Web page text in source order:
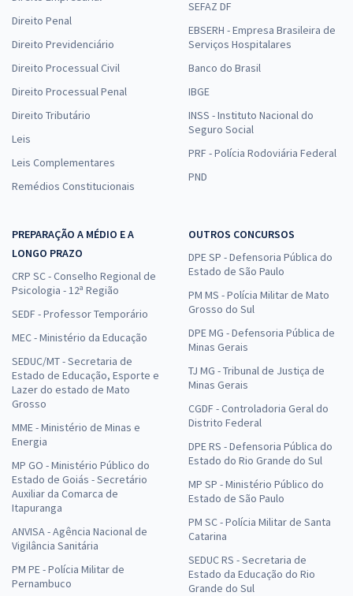
Direito Penal
Direito Previdenciário
Direito Processual Civil
Direito Processual Penal
Direito Tributário
Leis
Leis Complementares
Remédios Constitucionais
SEFAZ DF
EBSERH - Empresa Brasileira de
Serviços Hospitalares
Banco do Brasil
IBGE
INSS - Instituto Nacional do
Seguro Social
PRF - Polícia Rodoviária Federal
PND
PREPARAÇÃO A MÉDIO E A
LONGO PRAZO
CRP SC - Conselho Regional de
Psicologia - 12ª Região
SEDF - Professor Temporário
MEC - Ministério da Educação
SEDUC/MT - Secretaria de
Estado de Educação, Esporte e
Lazer do estado de Mato
Grosso
MME - Ministério de Minas e
Energia
MP GO - Ministério Público do
Estado de Goiás - Secretário
Auxiliar da Comarca de
Itapuranga
ANVISA - Agência Nacional de
Vigilância Sanitária
PM PE - Polícia Militar de
Pernambuco
OUTROS CONCURSOS
DPE SP - Defensoria Pública do
Estado de São Paulo
PM MS - Polícia Militar de Mato
Grosso do Sul
DPE MG - Defensoria Pública de
Minas Gerais
TJ MG - Tribunal de Justiça de
Minas Gerais
CGDF - Controladoria Geral do
Distrito Federal
DPE RS - Defensoria Pública do
Estado do Rio Grande do Sul
MP SP - Ministério Público do
Estado de São Paulo
PM SC - Polícia Militar de Santa
Catarina
SEDUC RS - Secretaria de
Estado da Educação do Rio
Grande do Sul